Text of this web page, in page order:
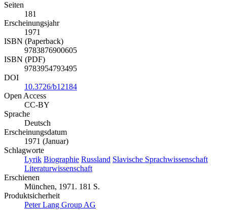
Seiten
181
Erscheinungsjahr
1971
ISBN (Paperback)
9783876900605
ISBN (PDF)
9783954793495
DOI
10.3726/b12184
Open Access
CC-BY
Sprache
Deutsch
Erscheinungsdatum
1971 (Januar)
Schlagworte
Lyrik Biographie Russland Slavische Sprachwissenschaft
Literaturwissenschaft
Erschienen
München, 1971. 181 S.
Produktsicherheit
Peter Lang Group AG